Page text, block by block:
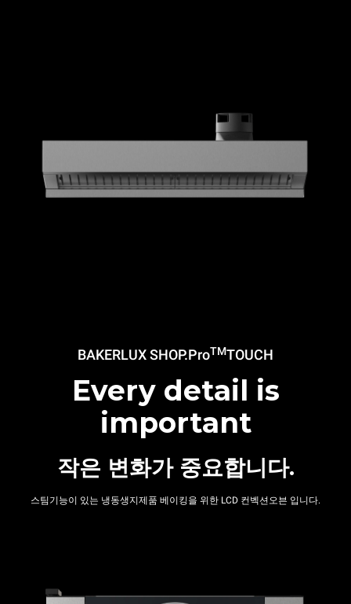
BAKERLUX SHOP.ProTMTOUCH
Every detail is
important
작은 변화가 중요합니다.
스팀기능이 있는 냉동생지제품 베이킹을 위한 LCD 컨벡션오븐 입니다.